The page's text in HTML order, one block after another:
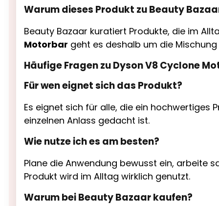
Warum dieses Produkt zu Beauty
Beauty Bazaar kuratiert Produkte, die im
Motorbar geht es deshalb um die
Häufige Fragen zu Dyson V8 Cyclone
Für wen eignet sich das Produkt?
Es eignet sich für alle, die ein hochwertiges
einzelnen Anlass gedacht ist.
Wie nutze ich es am besten?
Plane die Anwendung bewusst ein, arbeite
Produkt wird im Alltag wirklich genutzt.
Warum bei Beauty Bazaar kaufen?